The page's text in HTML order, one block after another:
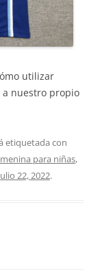
utilizar
nuestro propio
etiquetada con
para niñas,
22, 2022.